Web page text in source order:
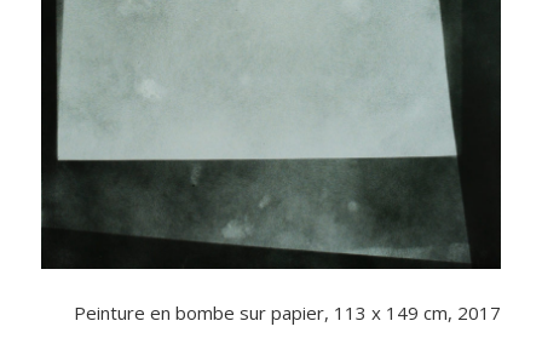
Peinture en bombe sur papier, 113 x 149 cm, 2017